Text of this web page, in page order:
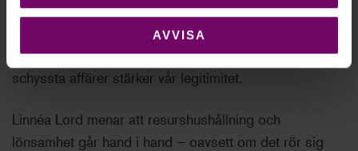
AVVISA
socialt. Vi vill attrahera medarbetare och ge alla goda
förutsättningar att utvecklas och trivas. Att dessutom
jobba förebyggande i våra leverantörsled och med
schyssta affärer stärker vår legitimitet.
Linnéa Lord menar att resurshushållning och
lönsamhet går hand i hand – oavsett om det rör sig